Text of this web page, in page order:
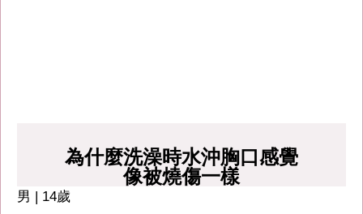
為什麼洗澡時水沖胸口感覺
像被燒傷一樣
男 | 14歲